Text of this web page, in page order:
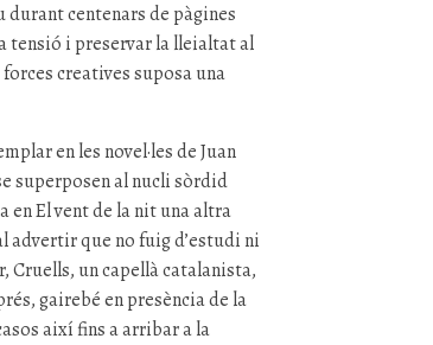
centenars de pàgines
tensió i preservar la lleialtat al
creatives suposa una
en les novel·les de Juan
superposen al nucli sòrdid
en El vent de la nit una altra
advertir que no fuig d’estudi ni
Cruells, un capellà catalanista,
gairebé en presència de la
així fins a arribar a la